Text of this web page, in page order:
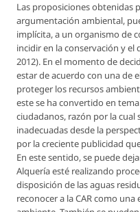
Las proposiciones obtenidas
argumentación ambiental,
implícita, a un organismo de
incidir en la conservación y
2012). En el momento de
estar de acuerdo con una de
proteger los recursos
este se ha convertido en
ciudadanos, razón por la cual
inadecuadas desde la
por la creciente publicidad
En este sentido, se puede
Alquería esté realizando
disposición de las aguas
reconocer a la CAR como